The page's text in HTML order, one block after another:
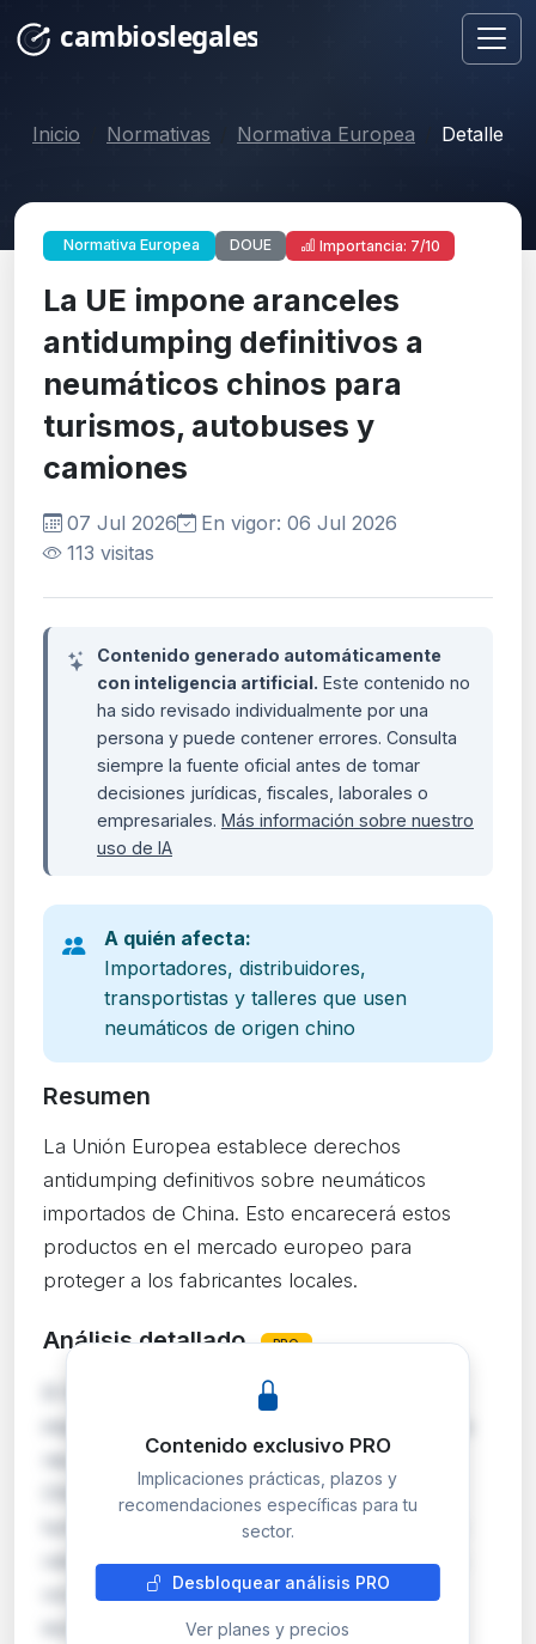
Inicio Normativas Normativa Europea Detalle
Normativa Europea DOUE Importancia: 7/10
La UE impone aranceles
antidumping definitivos a
neumáticos chinos para
turismos, autobuses y
camiones
07 Jul 2026
En vigor: 06 Jul 2026
113 visitas
Contenido generado automáticamente
con inteligencia artificial. Este contenido no
ha sido revisado individualmente por una
persona y puede contener errores. Consulta
siempre la fuente oficial antes de tomar
decisiones jurídicas, fiscales, laborales o
empresariales. Más información sobre nuestro
uso de IA
A quién afecta:
Importadores, distribuidores,
transportistas y talleres que usen
neumáticos de origen chino
Resumen
La Unión Europea establece derechos
antidumping definitivos sobre neumáticos
importados de China. Esto encarecerá estos
productos en el mercado europeo para
proteger a los fabricantes locales.
Análisis detallado PRO
El Reglamento de Ejecución (UE) 2026/1540
impone derechos antidumping definitivos sobre
neumáticos nuevos de caucho originarios de
China, aplicables a los tipos utilizados en
turismos, autobuses y camiones con índice de
carga igual o inferior a 121. Esta medida busca
corregir el perjuicio causado a la industria
Contenido exclusivo PRO
Implicaciones prácticas, plazos y
recomendaciones específicas para tu
sector.
Desbloquear análisis PRO
Ver planes y precios